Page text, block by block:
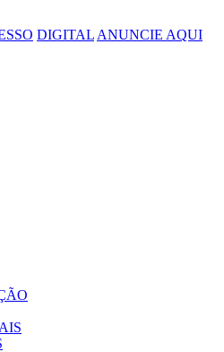
DIGITAL ANUNCIE AQUI